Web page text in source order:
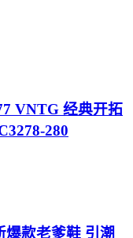
VNTG 经典开拓
280
爆款老爹鞋 引潮